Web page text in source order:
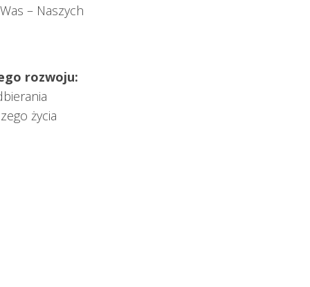
– Naszych
rozwoju:
życia